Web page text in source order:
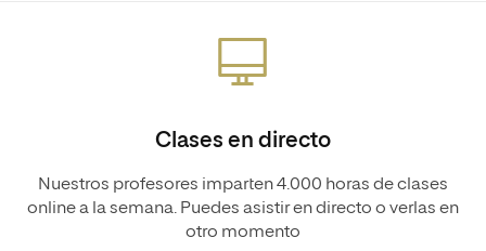
Clases en directo
Nuestros profesores imparten 4.000 horas de clases
online a la semana. Puedes asistir en directo o verlas en
otro momento